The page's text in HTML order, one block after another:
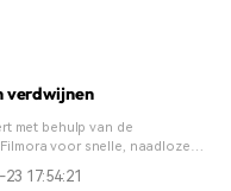
verdwijnen
met behulp van de
voor snelle, naadloze
17:54:21